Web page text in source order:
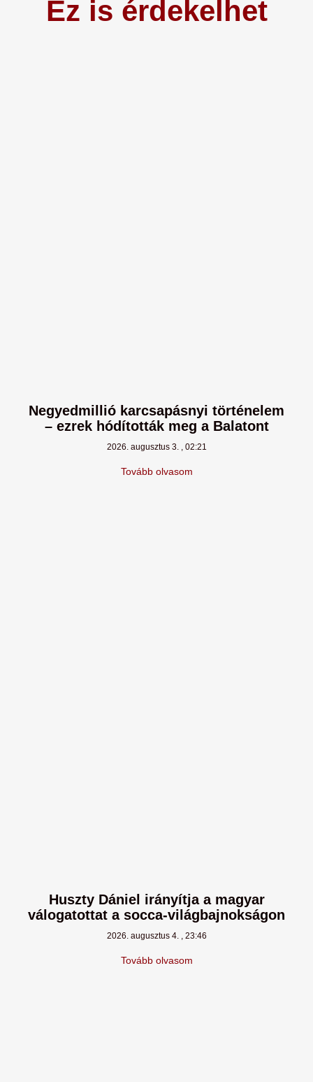
Ez is érdekelhet
Negyedmillió karcsapásnyi történelem
– ezrek hódították meg a Balatont
2026. augusztus 3. 02:21
Tovább olvasom
Huszty Dániel irányítja a magyar
válogatottat a socca-világbajnokságon
2026. augusztus 4. 23:46
Tovább olvasom